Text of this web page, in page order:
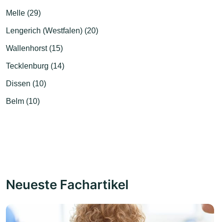
Melle (29)
Lengerich (Westfalen) (20)
Wallenhorst (15)
Tecklenburg (14)
Dissen (10)
Belm (10)
Neueste Fachartikel